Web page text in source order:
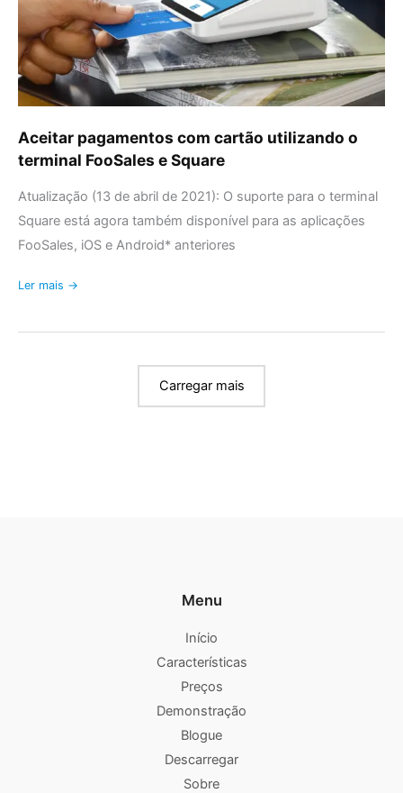
Aceitar pagamentos com cartão utilizando o
terminal FooSales e Square
Atualização (13 de abril de 2021): O suporte para o terminal
Square está agora também disponível para as aplicações
FooSales, iOS e Android* anteriores
FooSales
e
Square
Ler mais →
Carregar mais
Menu
Início
Características
Preços
Demonstração
Blogue
Descarregar
Sobre